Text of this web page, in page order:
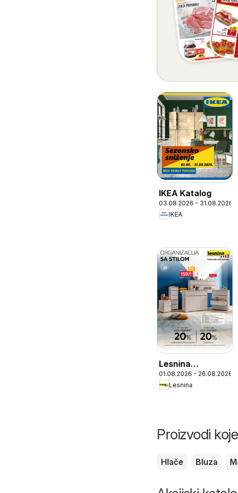
IKEA Katalog
03.08.2026 - 31.08.2026
IKEA
Lesnina
Organizacija sa
stilom
01.08.2026 - 26.08.2026
Lesnina
Proizvodi
Hlače Bluza